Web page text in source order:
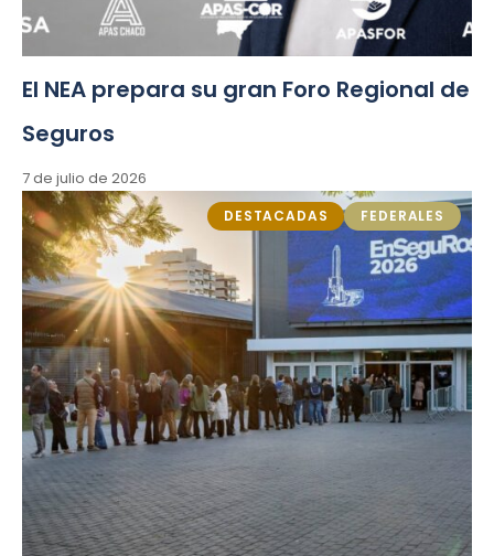
El NEA prepara su gran Foro Regional de
Seguros
7 de julio de 2026
DESTACADAS FEDERALES